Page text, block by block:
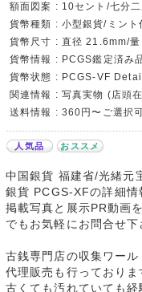
額面図案 : 10セント/七分
貨幣種類 : 小型銀貨/ミント
貨幣尺寸 : 直径 21.6mm/
貨幣情報 : PCGS鑑定済み
貨幣状態 : PCGS-VF
関連情報 : 写真実物 (店頭
送料情報 : 360円〜ご選択
人気品 おススメ
中国銀貨 福建省/光緒元
銀貨 PCGS-XFの詳細情
掲載写真と展示PR動画
でもお気軽にお問合せ下
古銭専門店の収集ワール
代理販売も行っておりま
古くても汚れていても